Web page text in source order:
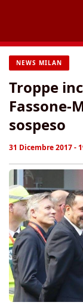
contenuto
NEWS MILAN
Troppe
Fassone-
sospeso
31 Dicembre 2017 -